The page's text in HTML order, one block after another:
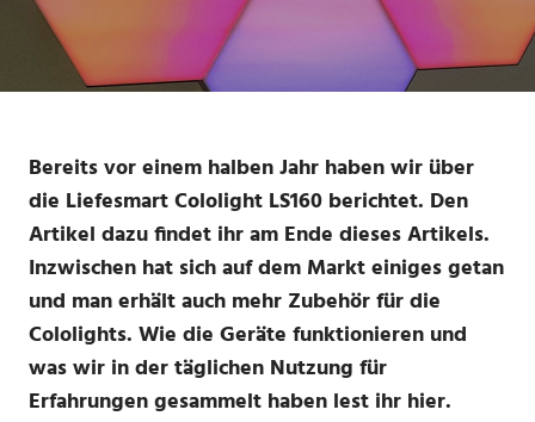
Bereits vor einem halben Jahr haben wir über
die Liefesmart Cololight LS160 berichtet. Den
Artikel dazu findet ihr am Ende dieses Artikels.
Inzwischen hat sich auf dem Markt einiges getan
und man erhält auch mehr Zubehör für die
Cololights. Wie die Geräte funktionieren und
was wir in der täglichen Nutzung für
Erfahrungen gesammelt haben lest ihr hier.